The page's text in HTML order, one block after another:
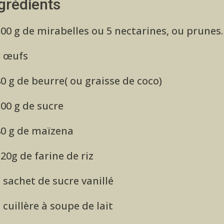
g de mirabelles ou 5 nectarines, ou
œufs
g de beurre( ou graisse de coco)
g de sucre
g de maïzena
de farine de riz
sachet de sucre vanillé
cuillère à soupe de lait